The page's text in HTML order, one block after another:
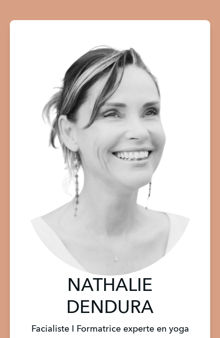
NATHALIE
DENDURA
Facialiste I Formatrice experte en yoga